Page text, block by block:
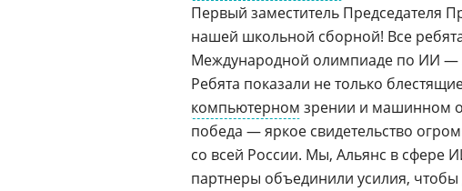
Первый заместитель Председателя
нашей школьной сборной! Все
Международной олимпиаде по ИИ —
Ребята показали не только
компьютерном зрении и машинном
победа — яркое свидетельство
со всей России. Мы, Альянс в сфере
партнеры объединили усилия,